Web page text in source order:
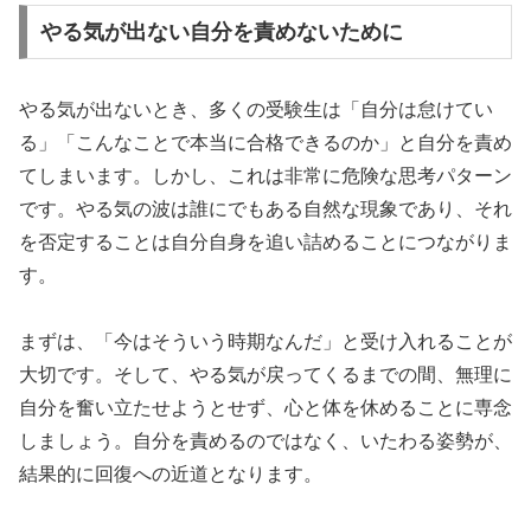
やる気が出ない自分を責めないために
やる気が出ないとき、多くの受験生は「自分は怠けてい
る」「こんなことで本当に合格できるのか」と自分を責め
てしまいます。しかし、これは非常に危険な思考パターン
です。やる気の波は誰にでもある自然な現象であり、それ
を否定することは自分自身を追い詰めることにつながりま
す。
まずは、「今はそういう時期なんだ」と受け入れることが
大切です。そして、やる気が戻ってくるまでの間、無理に
自分を奮い立たせようとせず、心と体を休めることに専念
しましょう。自分を責めるのではなく、いたわる姿勢が、
結果的に回復への近道となります。